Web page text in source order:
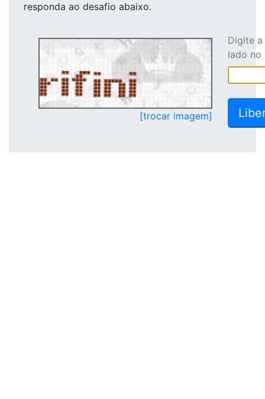
responda ao desafio abaixo.
[trocar imagem]
Digite
lado no